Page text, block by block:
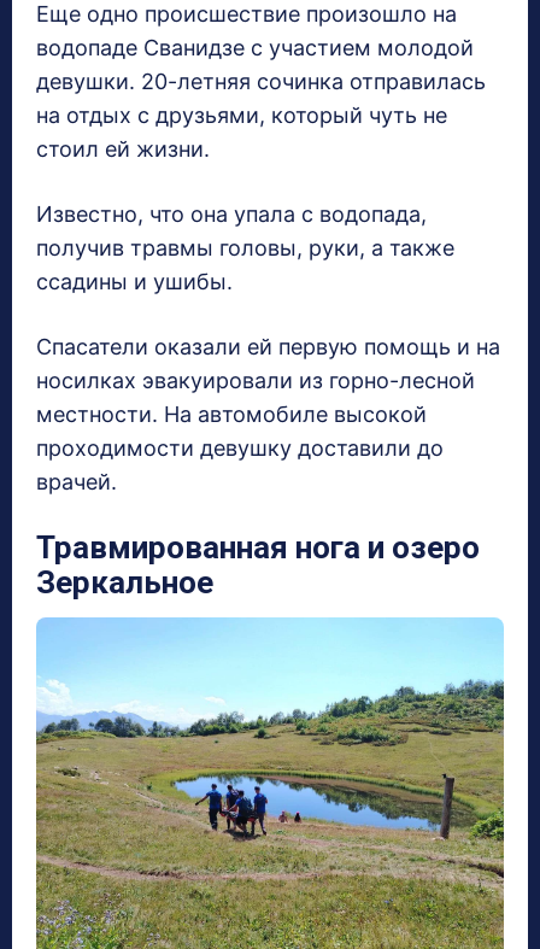
Еще одно происшествие произошло на
водопаде Сванидзе с участием молодой
девушки. 20-летняя сочинка отправилась
на отдых с друзьями, который чуть не
стоил ей жизни.
Известно, что она упала с водопада,
получив травмы головы, руки, а также
ссадины и ушибы.
Спасатели оказали ей первую помощь и на
носилках эвакуировали из горно-лесной
местности. На автомобиле высокой
проходимости девушку доставили до
врачей.
Травмированная нога и озеро
Зеркальное